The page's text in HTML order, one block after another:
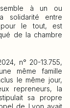
à un ou
solidarité entre
pour le tout, est
de la chambre
n° 20-13.755,
même famille
le même jour,
repreneurs, la
sa propre
de Lyon avait